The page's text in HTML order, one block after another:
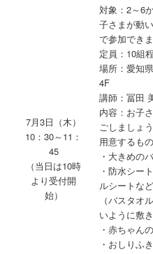
7月3日（木）
10：30～11：
45
（当日は10時
より受付開
始）
対象：2～6
子さまが動
で参加でき
定員：10組
場所：愛知
4F
講師：冨田
内容：お子
ごしましょ
用意するもの
・大きめの
・防水シー
ルシートな
（バスタオ
いように敷き
・赤ちゃん
・おしりふ